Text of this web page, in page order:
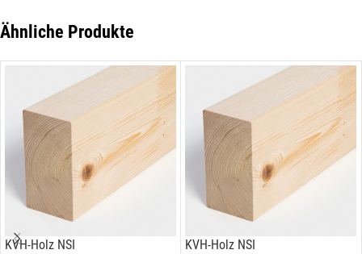
Ähnliche Produkte
KVH-Holz NSI
KVH-Holz NSI